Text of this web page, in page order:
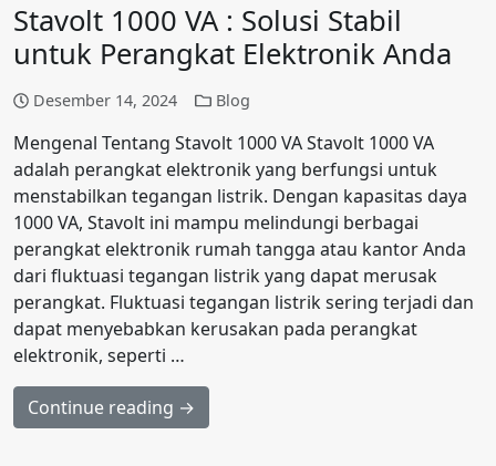
Stavolt 1000 VA : Solusi Stabil
untuk Perangkat Elektronik Anda
Desember 14, 2024 Blog
Mengenal Tentang Stavolt 1000 VA Stavolt 1000 VA
adalah perangkat elektronik yang berfungsi untuk
menstabilkan tegangan listrik. Dengan kapasitas daya
1000 VA, Stavolt ini mampu melindungi berbagai
perangkat elektronik rumah tangga atau kantor Anda
dari fluktuasi tegangan listrik yang dapat merusak
perangkat. Fluktuasi tegangan listrik sering terjadi dan
dapat menyebabkan kerusakan pada perangkat
elektronik, seperti …
Continue reading →